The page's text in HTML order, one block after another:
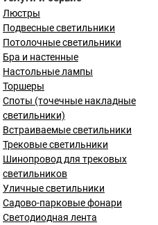
Люстры
Подвесные светильники
Потолочные светильники
Бра и настенные
Настольные лампы
Торшеры
Споты (точечные накладные
светильники)
Встраиваемые светильники
Трековые светильники
Шинопровод для трековых
светильников
Уличные светильники
Садово-парковые фонари
Светодиодная лента